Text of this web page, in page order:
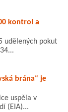
kontrol a
udělených pokut
brána“ je
uspěla v
(EIA)...